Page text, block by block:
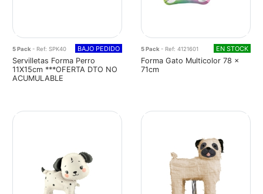
5 Pack - Ref: SPK40 BAJO PEDIDO
Servilletas Forma Perro
11X15cm ***OFERTA DTO NO
ACUMULABLE
5 Pack - Ref: 4121601 EN STOCK
Forma Gato Multicolor 78 x
71cm